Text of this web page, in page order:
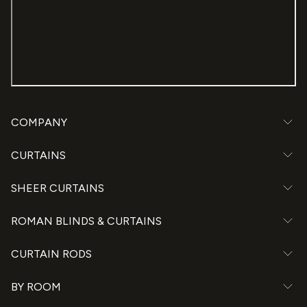
COMPANY
CURTAINS
SHEER CURTAINS
ROMAN BLINDS & CURTAINS
CURTAIN RODS
BY ROOM